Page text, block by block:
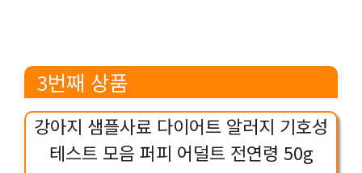
3번째 상품
강아지 샘플사료 다이어트 알러지 기호성
테스트 모음 퍼피 어덜트 전연령 50g